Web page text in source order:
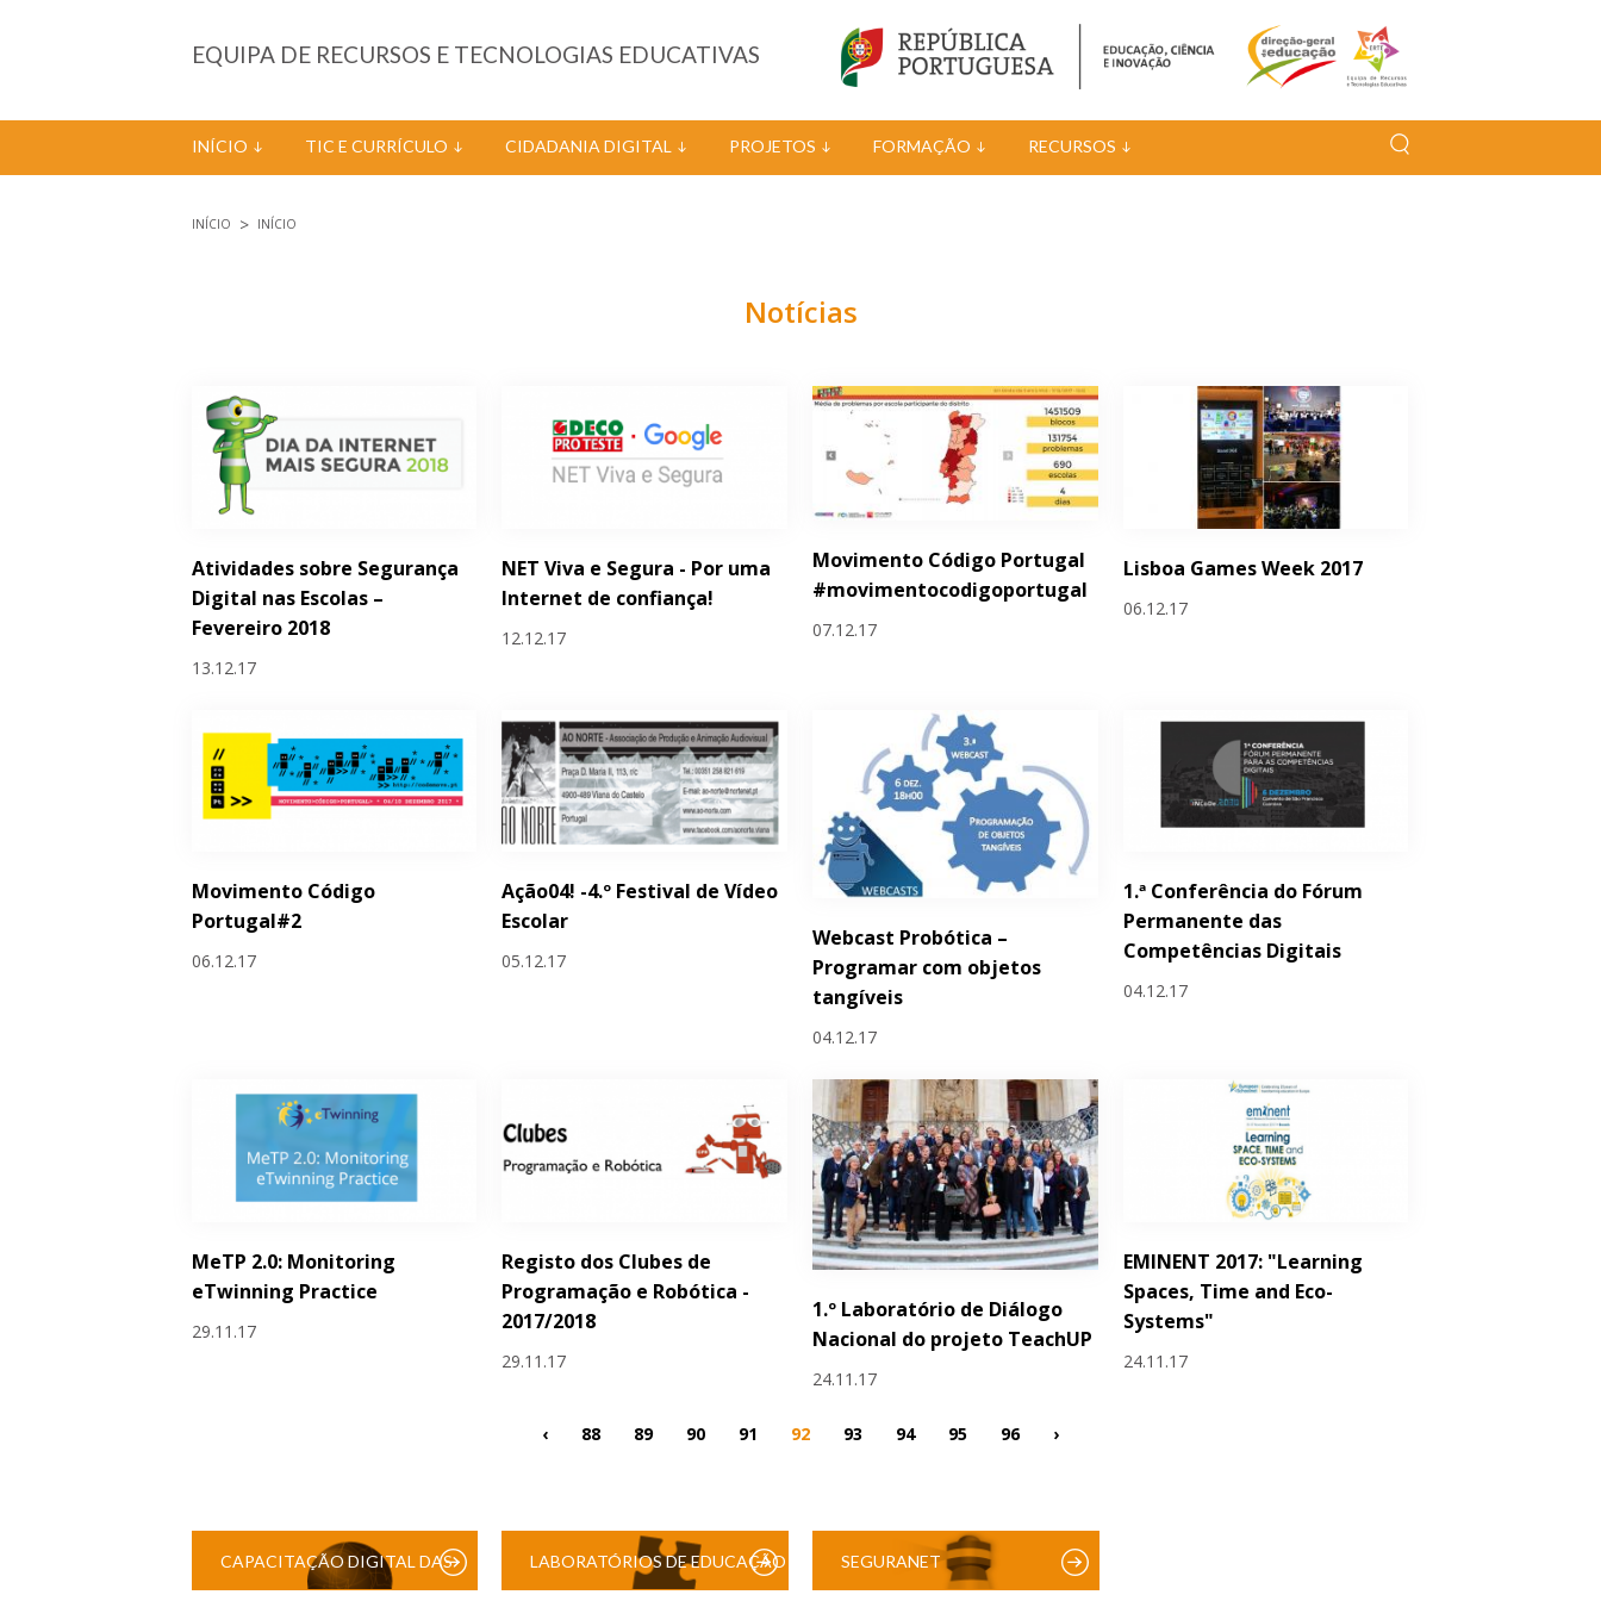
EQUIPA DE RECURSOS E TECNOLOGIAS EDUCATIVAS
INÍCIO TIC E CURRÍCULO CIDADANIA DIGITAL PROJETOS FORMAÇÃO RECURSOS
INÍCIO INÍCIO
Notícias
Atividades sobre Segurança
Digital nas Escolas –
Fevereiro 2018
13.12.17
NET Viva e Segura - Por uma
Internet de confiança!
12.12.17
Movimento Código Portugal
#movimentocodigoportugal
07.12.17
Lisboa Games Week 2017
06.12.17
Movimento Código
Portugal#2
06.12.17
Ação04! -4.º Festival de Vídeo
Escolar
05.12.17
Webcast Probótica –
Programar com objetos
tangíveis
04.12.17
1.ª Conferência do Fórum
Permanente das
Competências Digitais
04.12.17
MeTP 2.0: Monitoring
eTwinning Practice
29.11.17
Registo dos Clubes de
Programação e Robótica -
2017/2018
29.11.17
1.º Laboratório de Diálogo
Nacional do projeto TeachUP
24.11.17
EMINENT 2017: "Learning
Spaces, Time and Eco-
Systems"
24.11.17
Páginas
‹ 88 89 90 91 92 93 94 95 96 ›
CAPACITAÇÃO DIGITAL DAS LABORATÓRIOS DE EDUCAÇÃO SEGURANET